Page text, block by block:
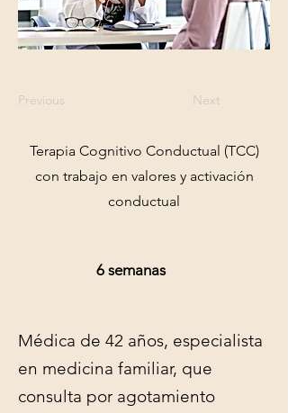
Previous Next
Terapia Cognitivo Conductual (TCC)
con trabajo en valores y activación
conductual
6 semanas
Médica de 42 años, especialista
en medicina familiar, que
consulta por agotamiento